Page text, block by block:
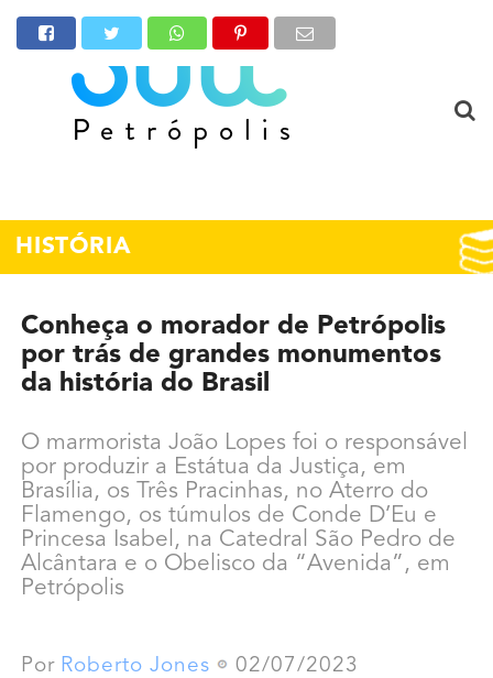
HISTÓRIA
Conheça o morador de Petrópolis
por trás de grandes monumentos
da história do Brasil
O marmorista João Lopes foi o responsável
por produzir a Estátua da Justiça, em
Brasília, os Três Pracinhas, no Aterro do
Flamengo, os túmulos de Conde D’Eu e
Princesa Isabel, na Catedral São Pedro de
Alcântara e o Obelisco da “Avenida”, em
Petrópolis
Por Roberto Jones 02/07/2023